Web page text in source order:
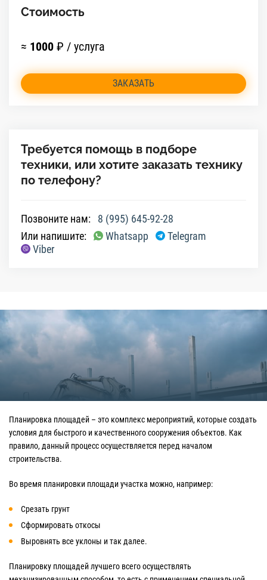
Стоимость
≈ 1000 ₽ / услуга
ЗАКАЗАТЬ
Требуется помощь в подборе
техники, или хотите заказать технику
по телефону?
Позвоните нам:
8 (995) 645-92-28
Или напишите:
Whatsapp
Telegram
Viber
Планировка площадей – это комплекс мероприятий, которые создать
условия для быстрого и качественного сооружения объектов. Как
правило, данный процесс осуществляется перед началом
строительства.
Во время планировки площади участка можно, например:
Срезать грунт
Сформировать откосы
Выровнять все уклоны и так далее.
Планировку площадей лучшего всего осуществлять